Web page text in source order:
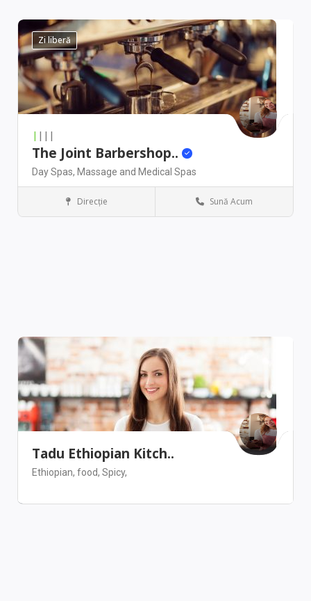
Zi liberă
| |||
The Joint Barbershop..
Day Spas, Massage and Medical Spas
New York
Direcţie Sună Acum
Tadu Ethiopian Kitch..
Ethiopian, food, Spicy,